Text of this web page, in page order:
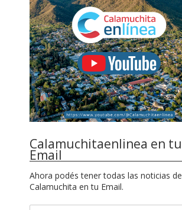
Calamuchitaenlinea en tu
Email
Ahora podés tener todas las noticias de
Calamuchita en tu Email.